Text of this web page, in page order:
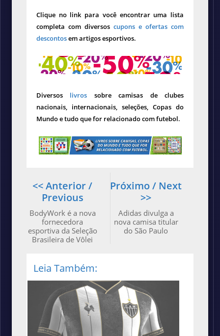
Clique no link para você encontrar uma lista
completa com diversos cupons e ofertas com
descontosem artigos esportivos.
Diversos livros sobre camisas de clubes
nacionais, internacionais, seleções, Copas do
Mundo e tudo que for relacionado com futebol.
Próximo / Next
>>
Adidas divulga a
nova camisa titular
do São Paulo
<< Anterior /
Previous
BodyWork é a nova
fornecedora
esportiva da Seleção
Brasileira de Vôlei
Leia Também: